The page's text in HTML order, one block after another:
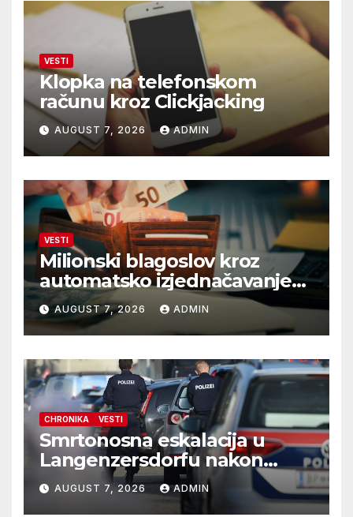
VESTI
Klopka na telefonskom
računu kroz Clickjacking
AUGUST 7, 2026 ADMIN
VESTI
Milionski blagoslov kroz
automatsko izjednačavanje
poreza
AUGUST 7, 2026 ADMIN
CHRONIKA VESTI
Smrtonosna eskalacija u
Langenzersdorfu nakon
onlajn flerta
AUGUST 7, 2026 ADMIN